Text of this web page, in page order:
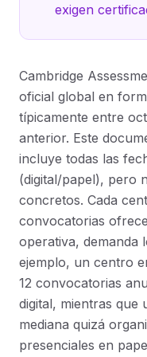
exigen
Cambridge
oficial global en
típicamente entre
anterior. Este
incluye todas las
(digital/papel), pero
concretos. Cada
convocatorias
operativa, demanda
ejemplo, un centro
12 convocatorias
digital, mientras que
mediana quizá
presenciales en